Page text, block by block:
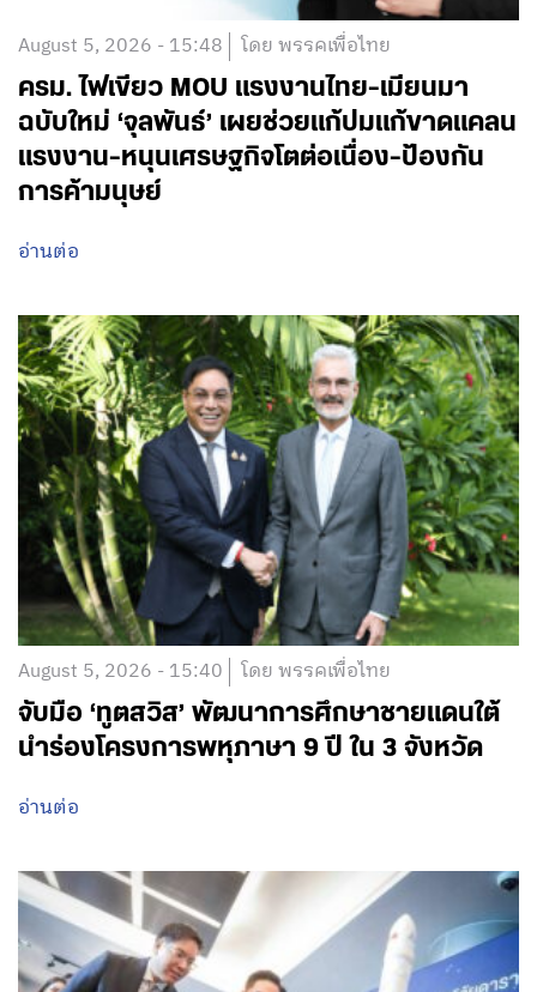
August 5, 2026 - 15:48 โดย พรรคเพื่อไทย
ครม. ไฟเขียว MOU แรงงานไทย-เมียนมา
ฉบับใหม่ ‘จุลพันธ์’ เผยช่วยแก้ปมแก้ขาดแคลน
แรงงาน-หนุนเศรษฐกิจโตต่อเนื่อง-ป้องกัน
การค้ามนุษย์
อ่านต่อ
August 5, 2026 - 15:40 โดย พรรคเพื่อไทย
จับมือ ‘ทูตสวิส’ พัฒนาการศึกษาชายแดนใต้
นำร่องโครงการพหุภาษา 9 ปี ใน 3 จังหวัด
อ่านต่อ